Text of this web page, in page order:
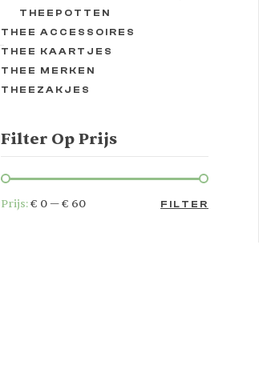
THEEPOTTEN
THEE ACCESSOIRES
THEE KAARTJES
THEE MERKEN
THEEZAKJES
Filter Op Prijs
FILTER
Prijs:€ 0—€ 60